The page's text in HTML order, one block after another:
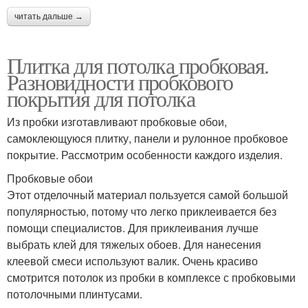
читать дальше →
Плитка для потолка пробковая.
Разновидности пробкового
покрытия для потолка
Из пробки изготавливают пробковые обои,
самоклеющуюся плитку, панели и рулонное пробковое
покрытие. Рассмотрим особенности каждого изделия.
Пробковые обои
Этот отделочный материал пользуется самой большой
популярностью, потому что легко приклеивается без
помощи специалистов. Для приклеивания лучше
выбрать клей для тяжелых обоев. Для нанесения
клеевой смеси используют валик. Очень красиво
смотрится потолок из пробки в комплексе с пробковыми
потолочными плинтусами.